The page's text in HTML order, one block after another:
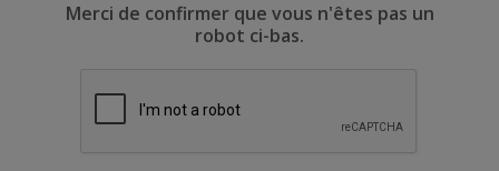
Merci de confirmer que vous n'êtes pas un
robot ci-bas.